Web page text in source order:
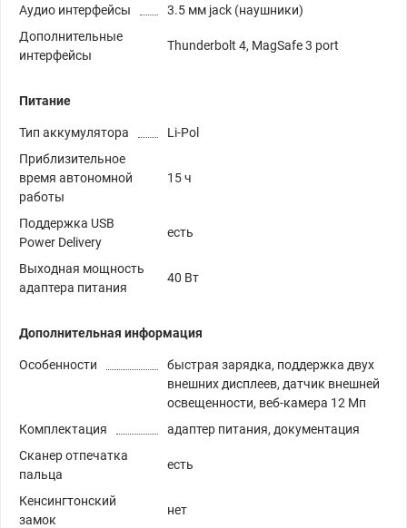
Аудио интерфейсы
3.5 мм jack (наушники)
Дополнительные
интерфейсы
Thunderbolt 4, MagSafe 3 port
Питание
Тип аккумулятора
Li-Pol
Приблизительное
время автономной
работы
15 ч
Поддержка USB
Power Delivery
есть
Выходная мощность
адаптера питания
40 Вт
Дополнительная информация
Особенности
быстрая зарядка, поддержка двух
внешних дисплеев, датчик внешней
освещенности, веб-камера 12 Мп
Комплектация
адаптер питания, документация
Сканер отпечатка
пальца
есть
Кенсингтонский
замок
нет